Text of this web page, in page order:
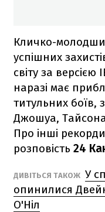
Кличко-
успішних
світу за версією
наразі має
титульних боїв,
Джошуа,
Про інші
розповість 24
ДИВІТЬСЯ ТАКОЖ У
опинилися
О'Ніл